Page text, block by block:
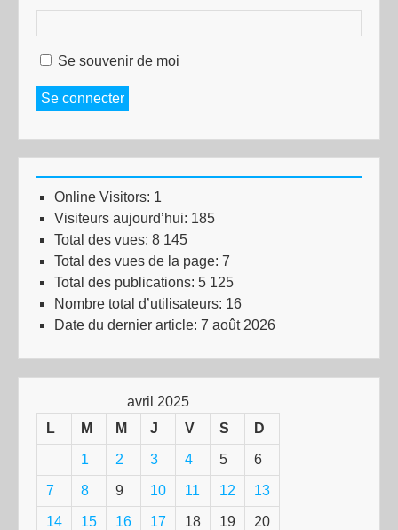
Se souvenir de moi
Se connecter
Online Visitors: 1
Visiteurs aujourd’hui: 185
Total des vues: 8 145
Total des vues de la page: 7
Total des publications: 5 125
Nombre total d’utilisateurs: 16
Date du dernier article: 7 août 2026
avril 2025
L
M M J V S D
1 2 3 4 5 6
7 8 9 10 11 12 13
14 15 16 17 18 19 20